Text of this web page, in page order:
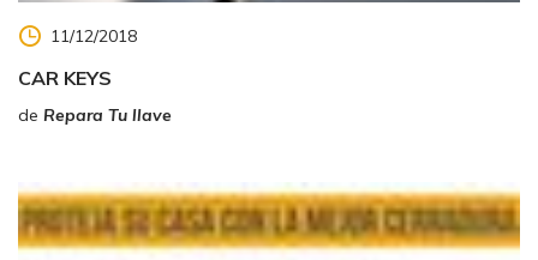
11/12/2018
CAR KEYS
de Repara Tu llave